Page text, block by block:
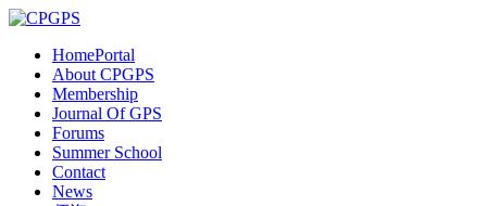
HomePortal
About CPGPS
Membership
Journal Of GPS
Forums
Summer School
Contact
News